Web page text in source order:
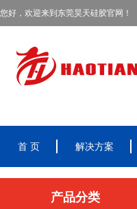
您好，欢迎来到东莞昊天硅胶官网！
首 页 解决方案
产品分类